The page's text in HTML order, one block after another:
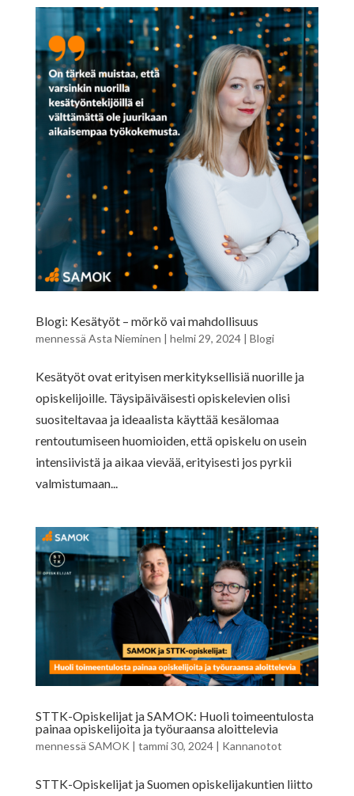
Blogi: Kesätyöt – mörkö vai mahdollisuus
mennessä Asta Nieminen | helmi 29, 2024| Blogi
Kesätyöt ovat erityisen merkityksellisiä nuorille ja
opiskelijoille. Täysipäiväisesti opiskelevien olisi
suositeltavaa ja ideaalista käyttää kesälomaa
rentoutumiseen huomioiden, että opiskelu on usein
intensiivistä ja aikaa vievää, erityisesti jos pyrkii
valmistumaan...
STTK-Opiskelijat ja SAMOK: Huoli toimeentulosta
painaa opiskelijoita ja työuraansa aloittelevia
mennessä SAMOK | tammi 30, 2024| Kannanotot
STTK-Opiskelijat ja Suomen opiskelijakuntien liitto